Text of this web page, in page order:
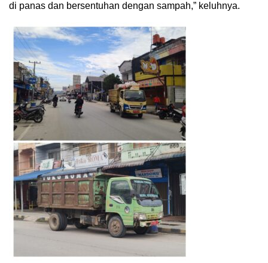
di panas dan bersentuhan dengan sampah,” keluhnya.